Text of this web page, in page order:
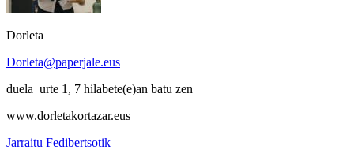
Dorleta
Dorleta@paperjale.eus
duela urte 1, 7 hilabete(e)an batu zen
www.dorletakortazar.eus
Jarraitu Fedibertsotik